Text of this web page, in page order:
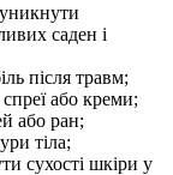
саден і
після травм;
або креми;
або ран;
тіла;
сухості шкіри у